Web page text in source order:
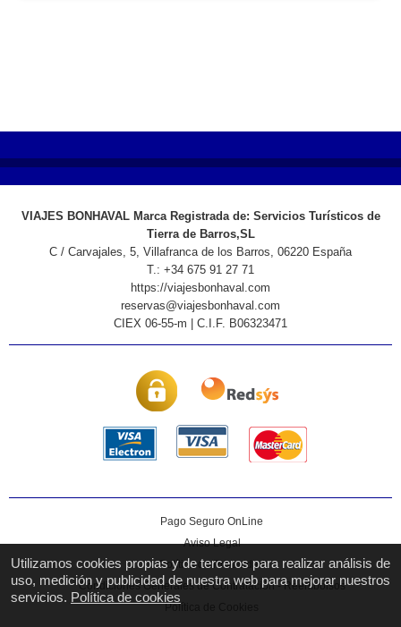
Utilizamos cookies propias y de terceros para realizar análisis de
uso, medición y publicidad de nuestra web para mejorar nuestros
servicios. Política de cookies
VIAJES BONHAVAL Marca Registrada de: Servicios Turísticos de
Tierra de Barros,SL
C / Carvajales, 5, Villafranca de los Barros, 06220 España
T.: +34 675 91 27 71
https://viajesbonhaval.com
reservas@viajesbonhaval.com
CIEX 06-55-m | C.I.F. B06323471
Pago Seguro OnLine
Aviso Legal
Política de Privacidad
Condiciones Generales de Contratación - Reembolsos
Política de Cookies